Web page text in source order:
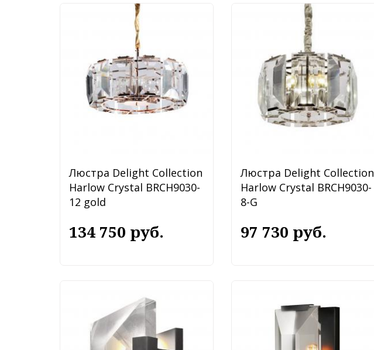
Люстра Delight Collection
Harlow Crystal BRCH9030-
12 gold
134 750 руб.
Люстра Delight Collection
Harlow Crystal BRCH9030-
8-G
97 730 руб.